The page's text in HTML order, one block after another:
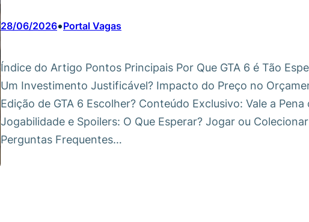
28/06/2026•Portal Vagas
Índice do Artigo Pontos Principais Por Que GTA 6 é Tão
Um Investimento Justificável? Impacto do Preço no
Edição de GTA 6 Escolher? Conteúdo Exclusivo: Vale a
Jogabilidade e Spoilers: O Que Esperar? Jogar ou
Perguntas Frequentes…